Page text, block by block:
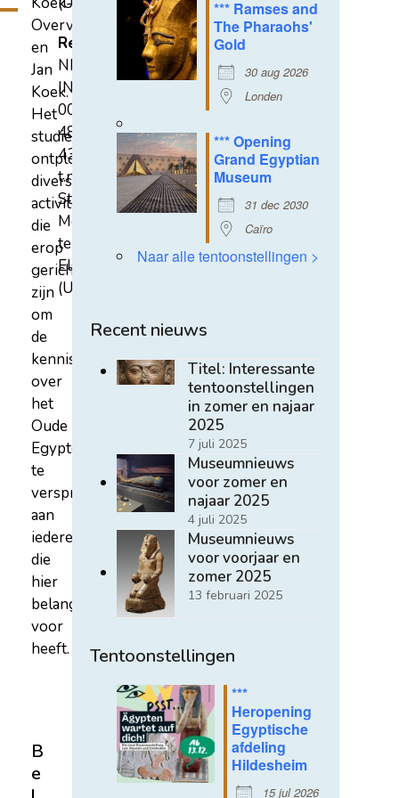
*** Ramses and
The Pharaohs'
Gold
30 aug 2026
Londen
*** Opening
Grand Egyptian
Museum
31 dec 2030
Caïro
Naar alle tentoonstellingen >
Recent nieuws
Titel: Interessante
tentoonstellingen
in zomer en najaar
2025
7 juli 2025
Museumnieuws
voor zomer en
najaar 2025
4 juli 2025
Museumnieuws
voor voorjaar en
zomer 2025
13 februari 2025
Tentoonstellingen
***
Heropening
Egyptische
afdeling
Hildesheim
15 jul 2026
Overvest
en
Jan
Koek.
Het
studiecentrum
ontplooit
diverse
activiteiten
die
erop
gericht
zijn
om
de
kennis
over
het
Oude
Egypte
te
verspreiden
aan
iedereen
die
hier
belangstelling
voor
heeft.
Rekeningnummer
NL31
INGB
0007
4852
43
t.n.v.
Stichting
Mehen
te
Elst
(U)
B
e